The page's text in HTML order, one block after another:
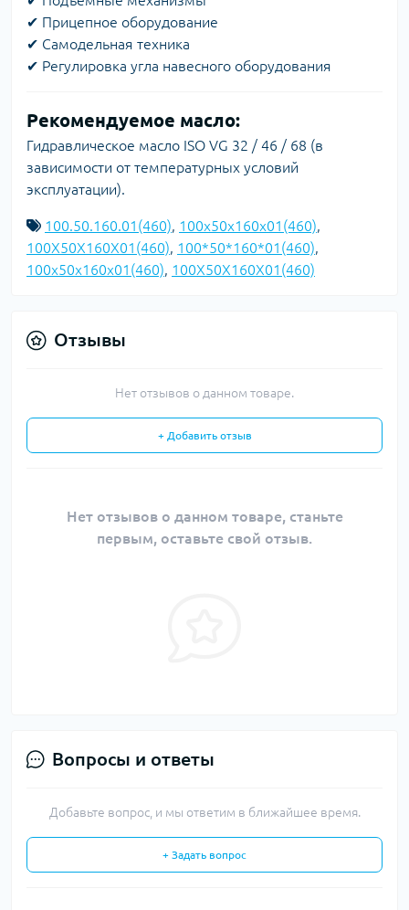
✔ Прицепное оборудование
✔ Самодельная техника
✔ Регулировка угла навесного оборудования
Рекомендуемое масло:
Гидравлическое масло ISO VG 32 / 46 / 68 (в
зависимости от температурных условий
эксплуатации).
100.50.160.01(460), 100x50x160x01(460),
100X50X160X01(460), 100*50*160*01(460),
100х50х160х01(460), 100Х50Х160Х01(460)
Отзывы
Нет отзывов о данном товаре.
+ Добавить отзыв
Нет отзывов о данном товаре, станьте
первым, оставьте свой отзыв.
Вопросы и ответы
Добавьте вопрос, и мы ответим в ближайшее время.
+ Задать вопрос